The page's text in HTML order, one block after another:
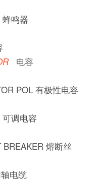
蜂鸣器
电容
POL 有极性电容
可调电容
BREAKER 熔断丝
电缆